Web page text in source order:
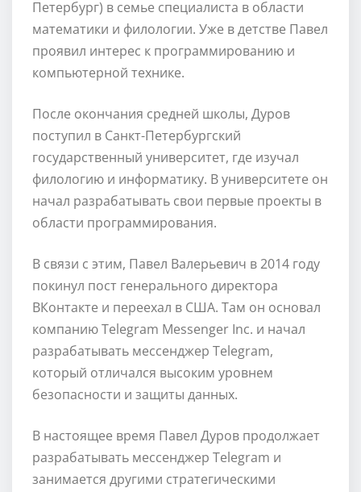
Петербург) в семье специалиста в области
математики и филологии. Уже в детстве Павел
проявил интерес к программированию и
компьютерной технике.
После окончания средней школы, Дуров
поступил в Санкт-Петербургский
государственный университет, где изучал
филологию и информатику. В университете он
начал разрабатывать свои первые проекты в
области программирования.
В связи с этим, Павел Валерьевич в 2014 году
покинул пост генерального директора
ВКонтакте и переехал в США. Там он основал
компанию Telegram Messenger Inc. и начал
разрабатывать мессенджер Telegram,
который отличался высоким уровнем
безопасности и защиты данных.
В настоящее время Павел Дуров продолжает
разрабатывать мессенджер Telegram и
занимается другими стратегическими